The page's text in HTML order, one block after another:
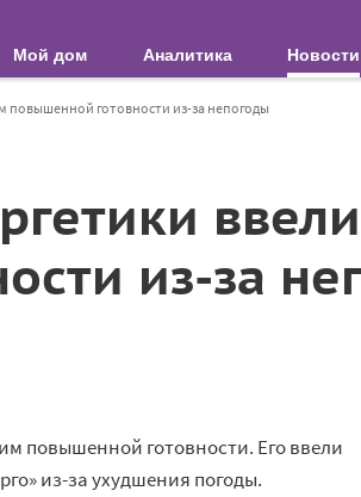
Мой дом Аналитика Новости
повышенной готовности из-за непогоды
из-за
повышенной готовности. Его ввели
из-за ухудшения погоды.